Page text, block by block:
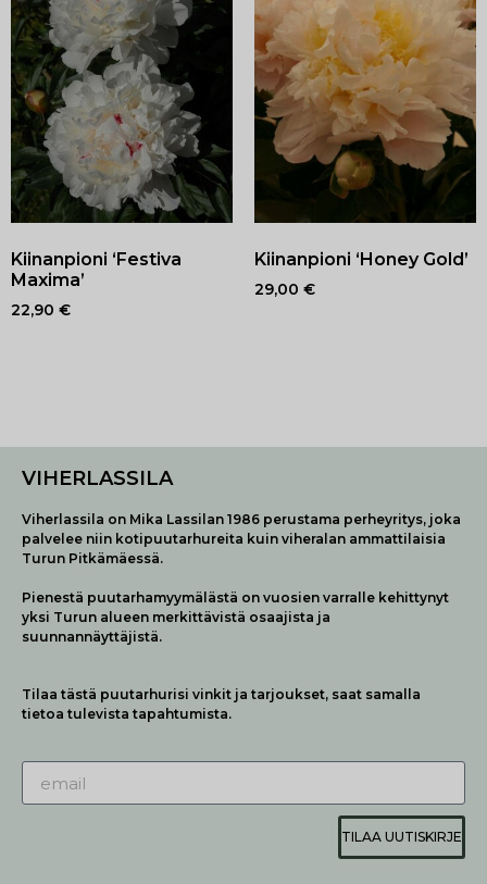
Kiinanpioni ‘Festiva
Maxima’
22,90 €
Kiinanpioni ‘Honey Gold’
29,00 €
VIHERLASSILA
Viherlassila on Mika Lassilan 1986 perustama perheyritys, joka
palvelee niin kotipuutarhureita kuin viheralan ammattilaisia
Turun Pitkämäessä.
Pienestä puutarhamyymälästä on vuosien varralle kehittynyt
yksi Turun alueen merkittävistä osaajista ja
suunnannäyttäjistä.
Tilaa tästä puutarhurisi vinkit ja tarjoukset, saat samalla
tietoa tulevista tapahtumista.
TILAA UUTISKIRJE